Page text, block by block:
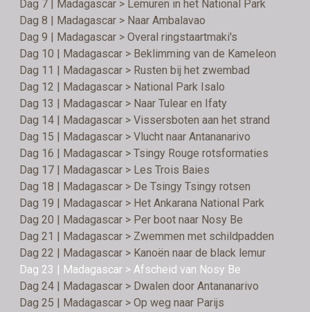
Dag 7 | Madagascar > Lemuren in het National Park
Dag 8 | Madagascar > Naar Ambalavao
Dag 9 | Madagascar > Overal ringstaartmaki's
Dag 10 | Madagascar > Beklimming van de Kameleon
Dag 11 | Madagascar > Rusten bij het zwembad
Dag 12 | Madagascar > National Park Isalo
Dag 13 | Madagascar > Naar Tulear en Ifaty
Dag 14 | Madagascar > Vissersboten aan het strand
Dag 15 | Madagascar > Vlucht naar Antananarivo
Dag 16 | Madagascar > Tsingy Rouge rotsformaties
Dag 17 | Madagascar > Les Trois Baies
Dag 18 | Madagascar > De Tsingy Tsingy rotsen
Dag 19 | Madagascar > Het Ankarana National Park
Dag 20 | Madagascar > Per boot naar Nosy Be
Dag 21 | Madagascar > Zwemmen met schildpadden
Dag 22 | Madagascar > Kanoën naar de black lemur
Dag 23 | Madagascar > Afscheid van Nosy Be
Dag 24 | Madagascar > Dwalen door Antananarivo
Dag 25 | Madagascar > Op weg naar Parijs